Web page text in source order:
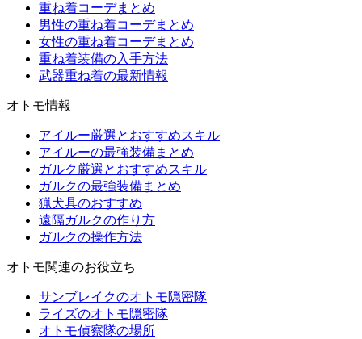
重ね着コーデまとめ
男性の重ね着コーデまとめ
女性の重ね着コーデまとめ
重ね着装備の入手方法
武器重ね着の最新情報
オトモ情報
アイルー厳選とおすすめスキル
アイルーの最強装備まとめ
ガルク厳選とおすすめスキル
ガルクの最強装備まとめ
猟犬具のおすすめ
遠隔ガルクの作り方
ガルクの操作方法
オトモ関連のお役立ち
サンブレイクのオトモ隠密隊
ライズのオトモ隠密隊
オトモ偵察隊の場所